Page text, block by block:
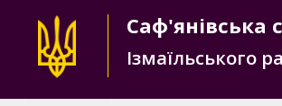
Саф'янівська
Ізмаїльського